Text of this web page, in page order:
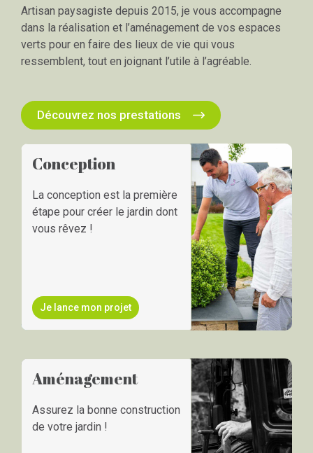
Artisan paysagiste depuis 2015, je vous accompagne
dans la réalisation et l’aménagement de vos espaces
verts pour en faire des lieux de vie qui vous
ressemblent, tout en joignant l’utile à l’agréable.
Découvrez nos prestations
Conception
La conception est la première
étape pour créer le jardin dont
vous rêvez !
Je lance mon projet
Aménagement
Assurez la bonne construction
de votre jardin !